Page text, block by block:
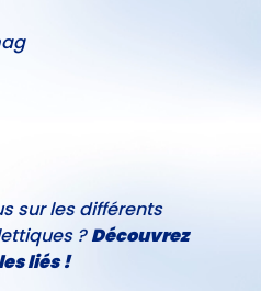
sur les différents
?Découvrez
liés!